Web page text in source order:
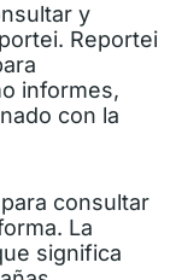
y
Reportei
informes,
con la
consultar
La
significa